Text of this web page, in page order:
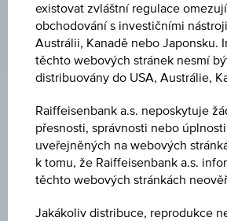
06.08.2026
18:00:00.949
UTC
Koordinovaný
světový
čas
Klíčové údaje
Název
Dividendenaktien Bond 15
existovat zvláštní regulace
obchodování s investičními
Austrálii, Kanadě nebo Japonsku.
těchto webových stránek nesmí
distribuovány do USA, Austrálie,
Raiffeisenbank a.s. neposkytuje
přesnosti, správnosti nebo
uveřejněných na webových
k tomu, že Raiffeisenbank a.s.
těchto webových stránkách
Jakákoliv distribuce, reprodukce